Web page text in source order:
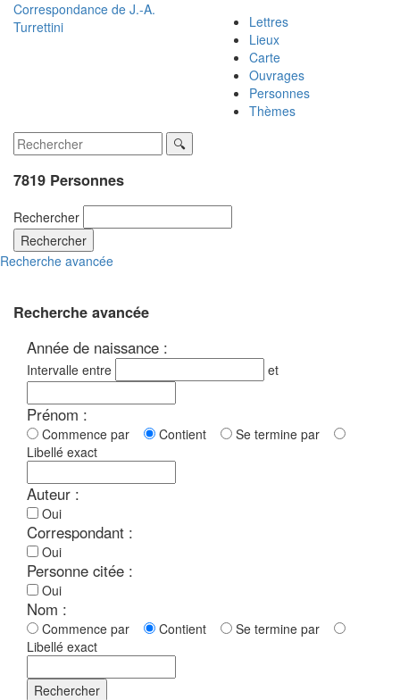
Correspondance de J.-A.
Turrettini
Lettres
Lieux
Carte
Ouvrages
Personnes
Thèmes
7819 Personnes
Rechercher
Rechercher
Recherche avancée
Recherche avancée
Année de naissance :
Intervalle entre et
Prénom :
Commence par Contient
Se termine par
Libellé exact
Auteur :
Oui
Correspondant :
Oui
Personne citée :
Oui
Nom :
Commence par Contient
Se termine par
Libellé exact
Rechercher